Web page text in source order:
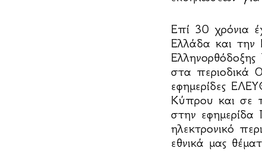
Επί 30 χρόνια
Ελλάδα και την
στα
εφημερίδες
Κύπρου και σε
στην
ηλεκτρονικό
εθνικά μας